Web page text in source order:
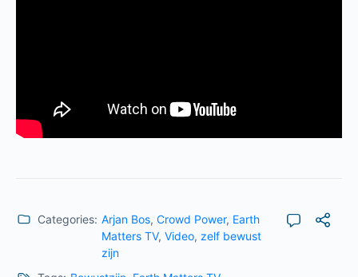
Categories: Arjan Bos, Crowd Power, Earth
Matters TV, Video, zelf bewust
zijn